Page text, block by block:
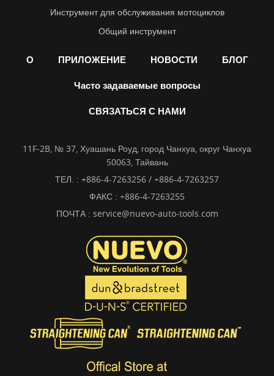
Инструмент для обслуживания мотоциклов
Общий инструмент
О ПРИЛОЖЕНИЕ НОВОСТИ БЛОГ
Часто задаваемые вопросы
СВЯЗАТЬСЯ С НАМИ
11F-2B, № 37, Хуашань Роуд, город Чанхуа, округ Чанхуа
50063, Тайвань
ТЕЛ. : +886-4-7263256 / +886-4-7263257
ФАКС : +886-4-7263255
ПОЧТА : service@nuevo-auto-tools.com